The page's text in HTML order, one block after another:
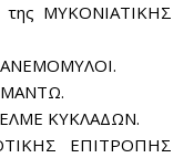
ΜΥΚΟΝΙΑΤΙΚΗΣ
ΑΝΕΜΟΜΥΛΟΙ.
ΜΑΝΤΩ.
ΕΛΜΕ ΚΥΚΛΑΔΩΝ.
ΕΠΙΤΡΟΠΗΣ